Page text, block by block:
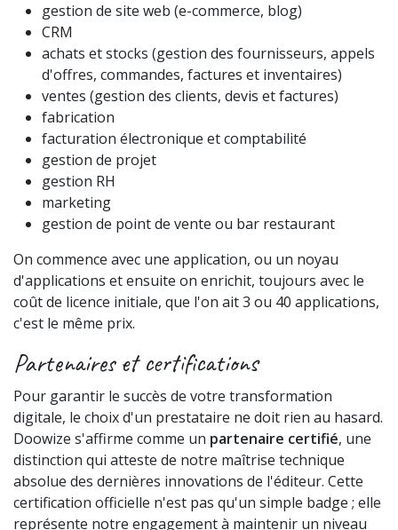
gestion de site web (e-commerce, blog)
CRM
achats et stocks (gestion des fournisseurs, appels
d'offres, commandes, factures et inventaires)
ventes (gestion des clients, devis et factures)
fabrication
facturation électronique et comptabilité
gestion de projet
gestion RH
marketing
gestion de point de vente ou bar restaurant
On commence avec une application, ou un noyau
d'applications et ensuite on enrichit, toujours avec le
coût de licence initiale, que l'on ait 3 ou 40 applications,
c'est le même prix.
Partenaires et certifications
Pour garantir le succès de votre transformation
digitale, le choix d'un prestataire ne doit rien au hasard.
Doowize s'affirme comme un partenaire certifié, une
distinction qui atteste de notre maîtrise technique
absolue des dernières innovations de l'éditeur. Cette
certification officielle n'est pas qu'un simple badge ; elle
représente notre engagement à maintenir un niveau